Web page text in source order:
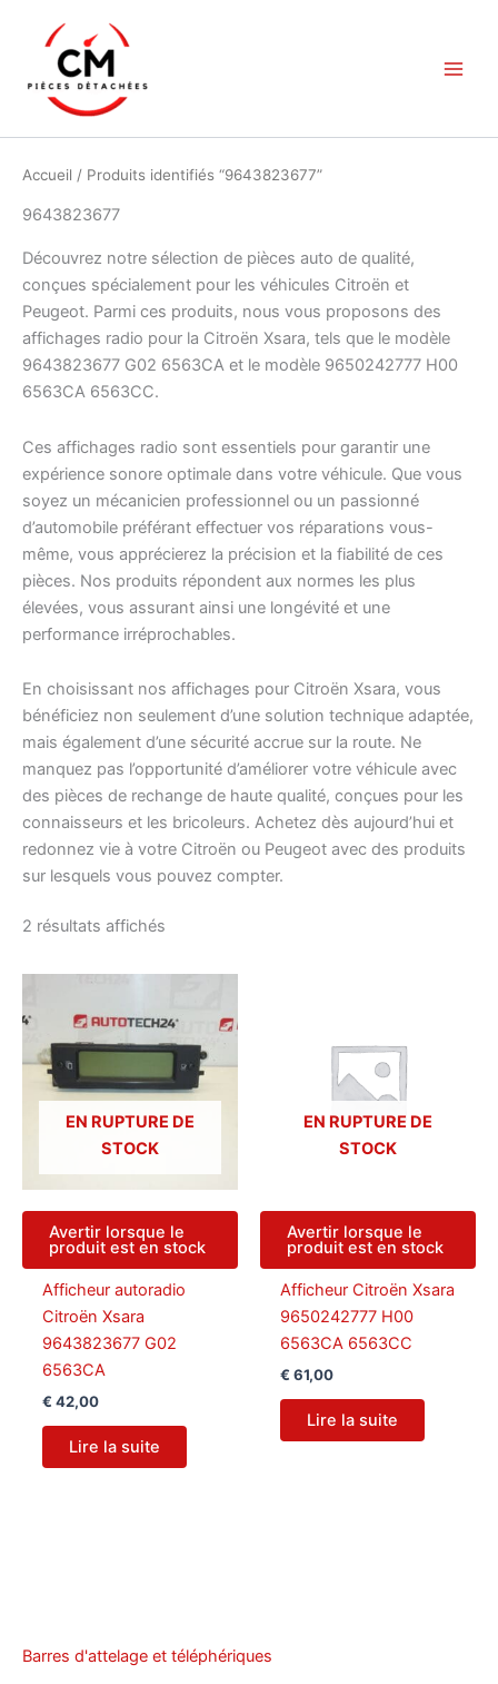
contenu
Barres d'attelage et téléphériques
Accueil / Produits identifiés “9643823677”
9643823677
Découvrez notre sélection de pièces auto de qualité,
conçues spécialement pour les véhicules Citroën et
Peugeot. Parmi ces produits, nous vous proposons des
affichages radio pour la Citroën Xsara, tels que le modèle
9643823677 G02 6563CA et le modèle 9650242777 H00
6563CA 6563CC.
Ces affichages radio sont essentiels pour garantir une
expérience sonore optimale dans votre véhicule. Que vous
soyez un mécanicien professionnel ou un passionné
d’automobile préférant effectuer vos réparations vous-
même, vous apprécierez la précision et la fiabilité de ces
pièces. Nos produits répondent aux normes les plus
élevées, vous assurant ainsi une longévité et une
performance irréprochables.
En choisissant nos affichages pour Citroën Xsara, vous
bénéficiez non seulement d’une solution technique adaptée,
mais également d’une sécurité accrue sur la route. Ne
manquez pas l’opportunité d’améliorer votre véhicule avec
des pièces de rechange de haute qualité, conçues pour les
connaisseurs et les bricoleurs. Achetez dès aujourd’hui et
redonnez vie à votre Citroën ou Peugeot avec des produits
sur lesquels vous pouvez compter.
2 résultats affichés
récent
ancien
EN RUPTURE DE
STOCK
Avertir lorsque le
produit est en stock
Afficheur autoradio
Citroën Xsara
9643823677 G02
6563CA
€ 42,00
Lire la suite
EN RUPTURE DE
STOCK
Avertir lorsque le
produit est en stock
Afficheur Citroën Xsara
9650242777 H00
6563CA 6563CC
€ 61,00
Lire la suite